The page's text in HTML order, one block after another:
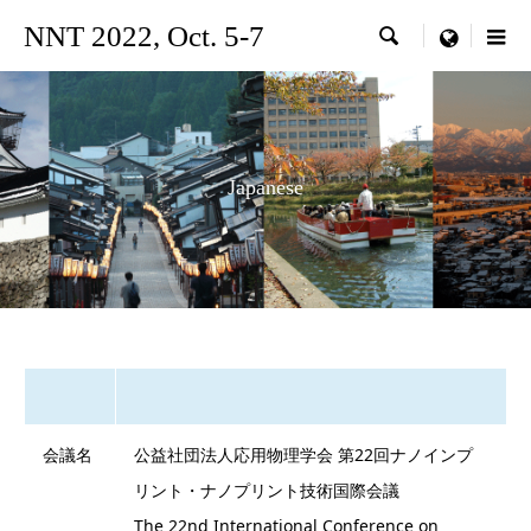
NNT 2022, Oct. 5-7  menu
Japanese
会議名
公益社団法人応用物理学会 第22回ナノインプ
リント・ナノプリント技術国際会議
The 22nd International Conference on